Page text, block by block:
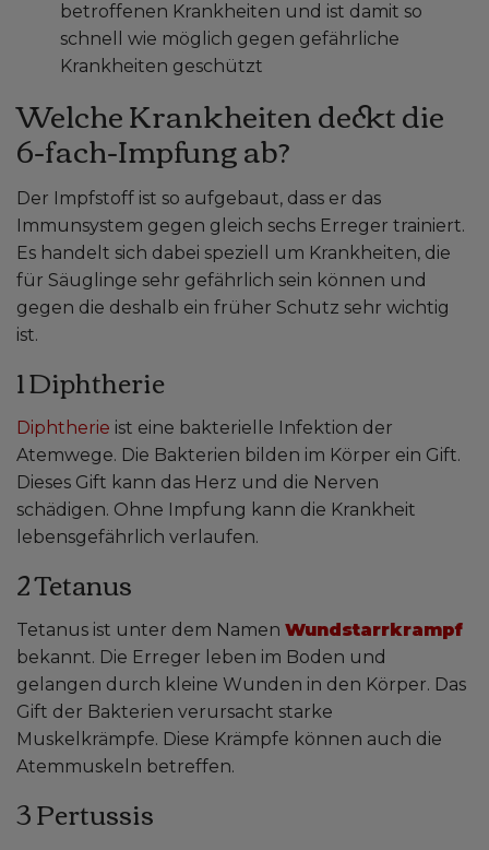
betroffenen Krankheiten und ist damit so
schnell wie möglich gegen gefährliche
Krankheiten geschützt
Welche Krankheiten deckt die
6-fach-Impfung ab?
Der Impfstoff ist so aufgebaut, dass er das
Immunsystem gegen gleich sechs Erreger trainiert.
Es handelt sich dabei speziell um Krankheiten, die
für Säuglinge sehr gefährlich sein können und
gegen die deshalb ein früher Schutz sehr wichtig
ist.
1 Diphtherie
Diphtherie ist eine bakterielle Infektion der
Atemwege. Die Bakterien bilden im Körper ein Gift.
Dieses Gift kann das Herz und die Nerven
schädigen. Ohne Impfung kann die Krankheit
lebensgefährlich verlaufen.
2 Tetanus
Tetanus ist unter dem Namen Wundstarrkrampf
bekannt. Die Erreger leben im Boden und
gelangen durch kleine Wunden in den Körper. Das
Gift der Bakterien verursacht starke
Muskelkrämpfe. Diese Krämpfe können auch die
Atemmuskeln betreffen.
3 Pertussis